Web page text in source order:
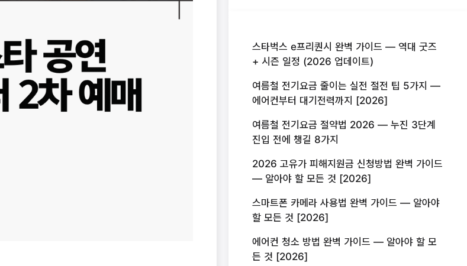
스타벅스 e프리퀀시 완벽 가이드 — 역대 굿즈
+ 시즌 일정 (2026 업데이트)
여름철 전기요금 줄이는 실전 절전 팁 5가지 —
에어컨부터 대기전력까지 [2026]
여름철 전기요금 절약법 2026 — 누진 3단계
진입 전에 챙길 8가지
2026 고유가 피해지원금 신청방법 완벽 가이드
— 알아야 할 모든 것 [2026]
스마트폰 카메라 사용법 완벽 가이드 — 알아야
할 모든 것 [2026]
에어컨 청소 방법 완벽 가이드 — 알아야 할 모
든 것 [2026]